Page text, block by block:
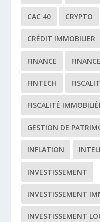
CAC 40 CRYPTO
CRÉDIT IMMOBILIER
FINANCE
FINTECH
FISCALITÉ
GESTION DE
INFLATION
INVESTISSEMENT
INVESTISSEMENT
INVESTISSEMENT